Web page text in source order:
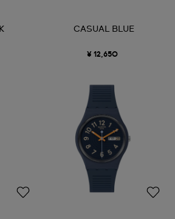
CASUAL BLUE
¥ 12,650